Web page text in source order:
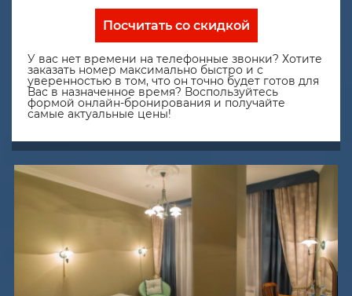
Посчитать со скидкой
У вас нет времени на телефонные звонки? Хотите
заказать номер максимально быстро и с
уверенностью в том, что он точно будет готов для
Вас в назначенное время? Воспользуйтесь
формой онлайн-бронирования и получайте
самые актуальные цены!